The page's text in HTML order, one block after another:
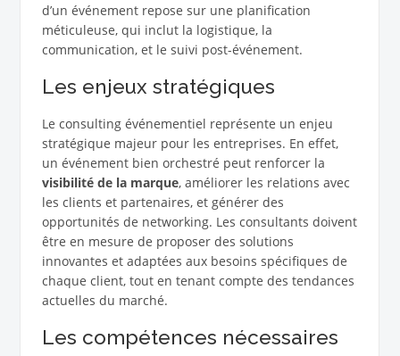
d’un événement repose sur une planification
méticuleuse, qui inclut la logistique, la
communication, et le suivi post-événement.
Les enjeux stratégiques
Le consulting événementiel représente un enjeu
stratégique majeur pour les entreprises. En effet,
un événement bien orchestré peut renforcer la
visibilité de la marque, améliorer les relations avec
les clients et partenaires, et générer des
opportunités de networking. Les consultants doivent
être en mesure de proposer des solutions
innovantes et adaptées aux besoins spécifiques de
chaque client, tout en tenant compte des tendances
actuelles du marché.
Les compétences nécessaires